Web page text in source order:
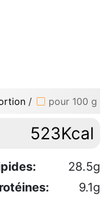
/ pour 100 g
523Kcal
28.5g
9.1g